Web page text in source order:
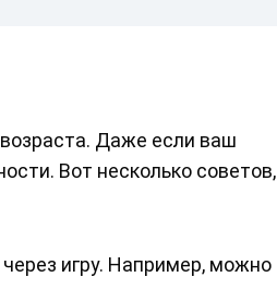
Даже если ваш
Вот несколько советов,
игру. Например, можно